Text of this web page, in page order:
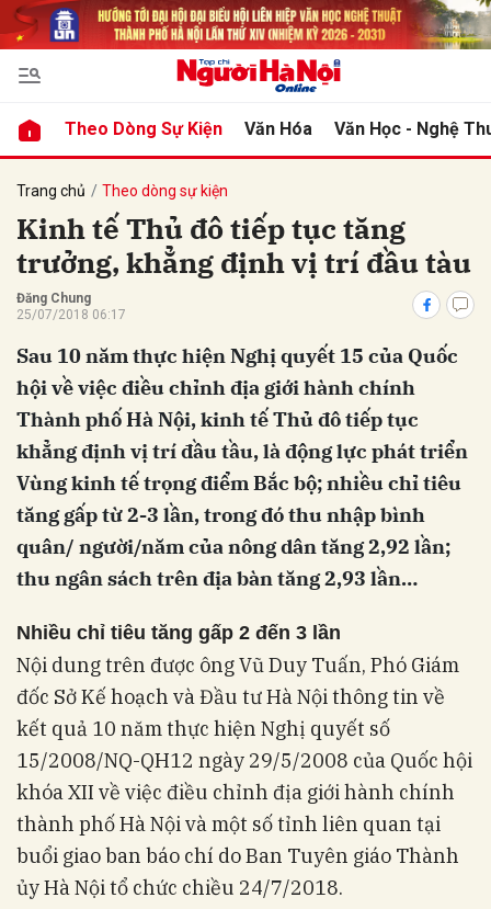
Theo Dòng Sự Kiện Văn Hóa Văn Học - Nghệ
Trang chủ Theo dòng sự kiện
Kinh tế Thủ đô tiếp tục tăng
trưởng, khẳng định vị trí đầu tàu
Đăng Chung
25/07/2018 06:17
Sau 10 năm thực hiện Nghị quyết 15 của Quốc
hội về việc điều chỉnh địa giới hành chính
Thành phố Hà Nội, kinh tế Thủ đô tiếp tục
khẳng định vị trí đầu tầu, là động lực phát triển
Vùng kinh tế trọng điểm Bắc bộ; nhiều chỉ tiêu
tăng gấp từ 2-3 lần, trong đó thu nhập bình
quân/ người/năm của nông dân tăng 2,92 lần;
thu ngân sách trên địa bàn tăng 2,93 lần…
Nhiều chỉ tiêu tăng gấp 2 đến 3 lần
Nội dung trên được ông Vũ Duy Tuấn, Phó Giám
đốc Sở Kế hoạch và Đầu tư Hà Nội thông tin về
kết quả 10 năm thực hiện Nghị quyết số
15/2008/NQ-QH12 ngày 29/5/2008 của Quốc hội
khóa XII về việc điều chỉnh địa giới hành chính
thành phố Hà Nội và một số tỉnh liên quan tại
buổi giao ban báo chí do Ban Tuyên giáo Thành
ủy Hà Nội tổ chức chiều 24/7/2018.
luận
Hủy